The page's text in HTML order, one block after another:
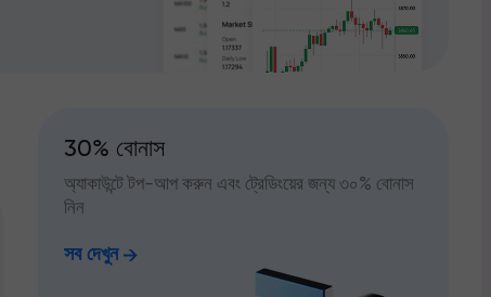
30% বোনাস
অ্যাকাউন্টে টপ-আপ করুন এবং ট্রেডিংয়ের জন্য ৩০% বোনাস
নিন
সব দেখুন